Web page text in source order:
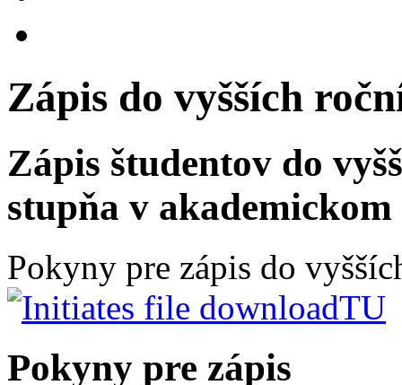
Zápis do vyšších
Zápis študentov do
stupňa v
Pokyny pre zápis do
TU
Pokyny pre zápis